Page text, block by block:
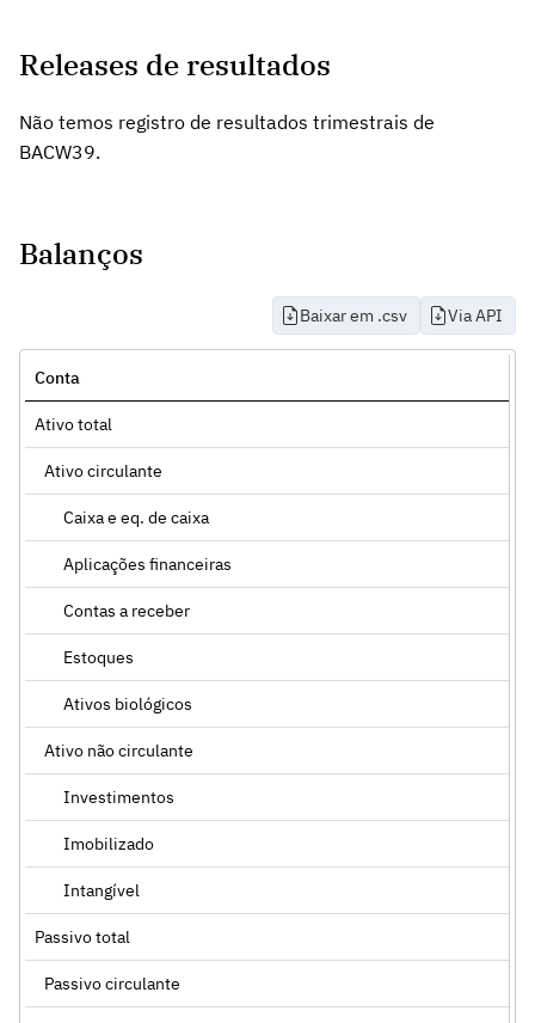
Releases de resultados
Não temos registro de resultados trimestrais de
BACW39.
Balanços
Baixar em .csv Via API
Conta
Ativo total
Ativo circulante
Caixa e eq. de caixa
Aplicações financeiras
Contas a receber
Estoques
Ativos biológicos
Ativo não circulante
Investimentos
Imobilizado
Intangível
Passivo total
Passivo circulante